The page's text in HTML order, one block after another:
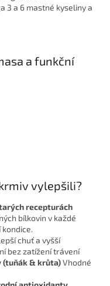
3 a 6 mastné kyseliny a
a funkční
vylepšili?
recepturách
bílkovin v každé
chuť a vyšší
bez zatížení trávení
(tuňák & krůta)Vhodné